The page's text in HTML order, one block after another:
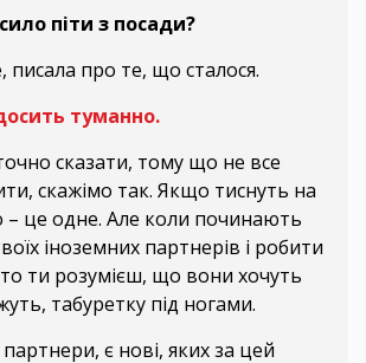
піти з посади?
писала про те, що сталося.
туманно.
сказати, тому що не все
скажімо так. Якщо тиснуть на
– це одне. Але коли починають
іноземних партнерів і робити
ти розумієш, що вони хочуть
табуретку під ногами.
є нові, яких за цей